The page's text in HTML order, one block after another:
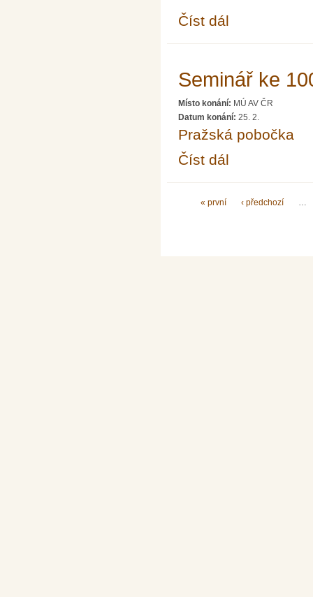
Číst dál
Seminář ke
Místo konání: MÚ AV ČR
Datum konání: 25. 2.
Pražská pobočka
Číst dál
Stránky
« první ‹ předchozí …